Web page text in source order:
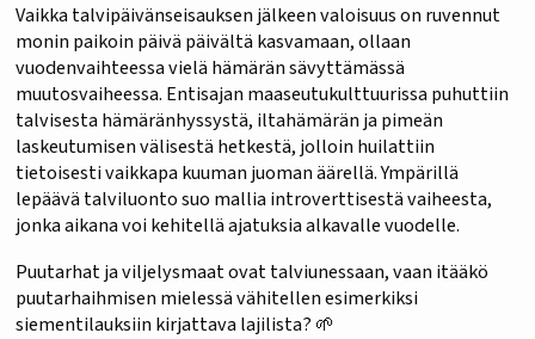
Vaikka talvipäivänseisauksen jälkeen valoisuus on ruvennut
monin paikoin päivä päivältä kasvamaan, ollaan
vuodenvaihteessa vielä hämärän sävyttämässä
muutosvaiheessa. Entisajan maaseutukulttuurissa puhuttiin
talvisesta hämäränhyssystä, iltahämärän ja pimeän
laskeutumisen välisestä hetkestä, jolloin huilattiin
tietoisesti vaikkapa kuuman juoman äärellä. Ympärillä
lepäävä talviluonto suo mallia introverttisestä vaiheesta,
jonka aikana voi kehitellä ajatuksia alkavalle vuodelle.
Puutarhat ja viljelysmaat ovat talviunessaan, vaan itääkö
puutarhaihmisen mielessä vähitellen esimerkiksi
siementilauksiin kirjattava lajilista? 🌱